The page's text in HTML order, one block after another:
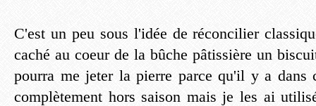
C'est un peu sous l'idée de réconcilier
caché au coeur de la bûche pâtissière un
pourra me jeter la pierre parce qu'il y a dans
complètement hors saison mais je les ai